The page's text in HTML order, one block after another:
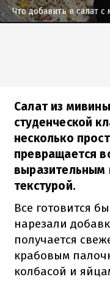
Что добавить в салат с
Салат из
студенческой
несколько
превращается
выразительным
текстурой.
Все готовится
нарезали
получается
крабовым
колбасой и